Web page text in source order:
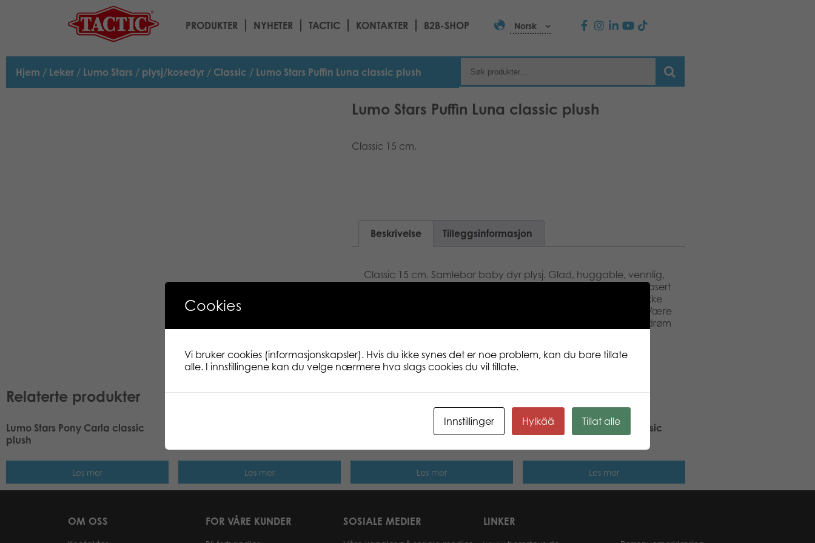
PRODUKTER NYHETER TACTIC KONTAKTER B2B-SHOP Norsk
Hjem / Leker / Lumo Stars / plysj/kosedyr / Classic / Lumo Stars Puffin Luna classic plush
Lumo Stars Puffin Luna classic plush
Classic 15 cm.
Beskrivelse Tilleggsinformasjon
Classic 15 cm. Samlebar baby dyr plysj. Glad, huggable, vennlig,
snill og søt. Vi smiler mer! Søt plysjsamling i Northern Brights er basert
på den ekte nordiske naturen og dyrelivet. Finsk design. Å plukke
blomster er én av favorittingene mine å gjøre om sommeren. Være
oppe sent og se den vakre, fiolette solnedgangen, er som en drøm
Relaterte produkter
Lumo Stars Pony Carla classic
plush
Les mer Les mer
Lumo Stars Pony Reino classic
Les mer
Lumo Stars Puffin Lenni classic
Les mer
OM OSS FOR VÅRE KUNDER SOSIALE MEDIER LINKER
Cookies
Vi bruker cookies (informasjonskapsler). Hvis du ikke synes det er noe problem, kan du bare tillate
alle. I innstillingene kan du velge nærmere hva slags cookies du vil tillate.
Innstillinger Hylkää Tillat alle